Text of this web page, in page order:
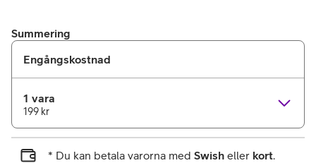
Summering
Engångskostnad
1 vara
199 kr
* Du kan betala varorna med Swish eller kort.